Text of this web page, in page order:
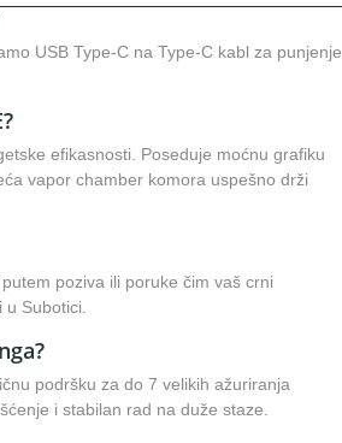
USB Type-C na Type-C kabl za punjenje
efikasnosti. Poseduje moćnu grafiku
vapor chamber komora uspešno drži
poziva ili poruke čim vaš crni
Subotici.
podršku za do 7 velikih ažuriranja
i stabilan rad na duže staze.